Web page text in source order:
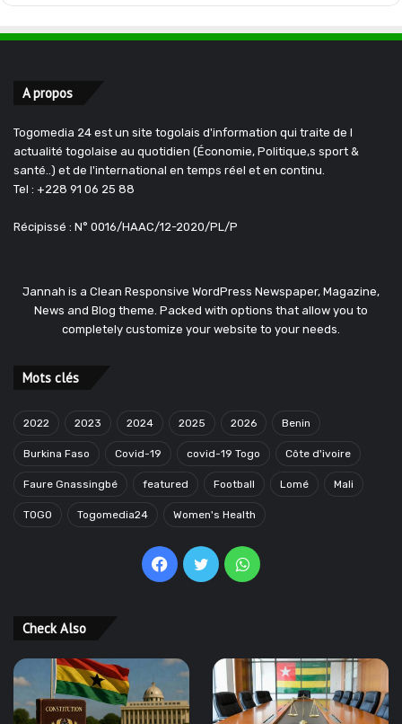
A propos
Togomedia 24 est un site togolais d'information qui traite de l
actualité togolaise au quotidien (Économie, Politique,s sport &
santé..) et de l'international en temps réel et en continu.
Tel : +228 91 06 25 88
Récipissé : N° 0016/HAAC/12-2020/PL/P
Jannah is a Clean Responsive WordPress Newspaper, Magazine,
News and Blog theme. Packed with options that allow you to
completely customize your website to your needs.
Mots clés
2022 2023 2024 2025 2026 Benin
Burkina Faso Covid-19 covid-19 Togo Côte d'ivoire
Faure Gnassingbé featured Football Lomé Mali
TOGO Togomedia24 Women's Health
Facebook
TwitterWhatsApp
Check Also